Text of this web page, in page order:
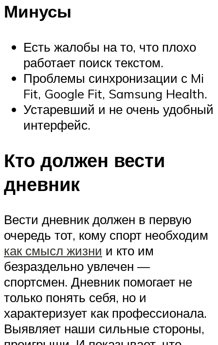
Минусы
Есть жалобы на то, что плохо
работает поиск текстом.
Проблемы синхронизации с Mi
Fit, Google Fit, Samsung Health.
Устаревший и не очень удобный
интерфейс.
Кто должен вести
дневник
Вести дневник должен в первую
очередь тот, кому спорт необходим
как смысл жизни и кто им
безраздельно увлечен —
спортсмен. Дневник помогает не
только понять себя, но и
характеризует как профессионала.
Выявляет наши сильные стороны,